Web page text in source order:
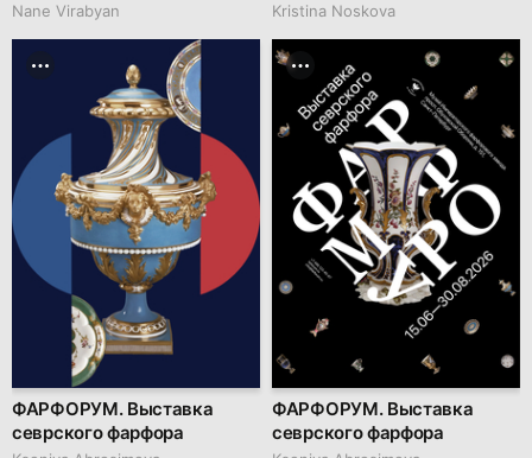
Nane Virabyan Kristina Noskova
ФАРФОРУМ. Выставка
севрского фарфора
ФАРФОРУМ. Выставка
севрского фарфора